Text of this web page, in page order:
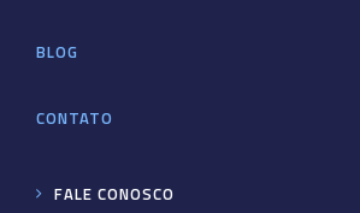
BLOG
CONTATO
FALE CONOSCO